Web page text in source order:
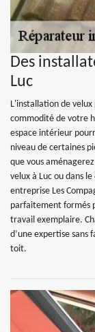
Des
Luc
L'installation de
commodité de votre
espace intérieur
niveau de certaines
que vous
velux à Luc ou dans
entreprise Les
parfaitement formés
travail exemplaire.
d’une expertise sans
toit.